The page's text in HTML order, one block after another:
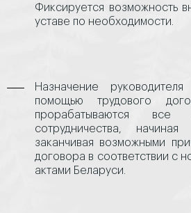
Фиксируется возможность
уставе по необходимости.
Назначение
помощью трудового
прорабатываются все
сотрудничества,
заканчивая возможными
договора в соответствии с
актами Беларуси.